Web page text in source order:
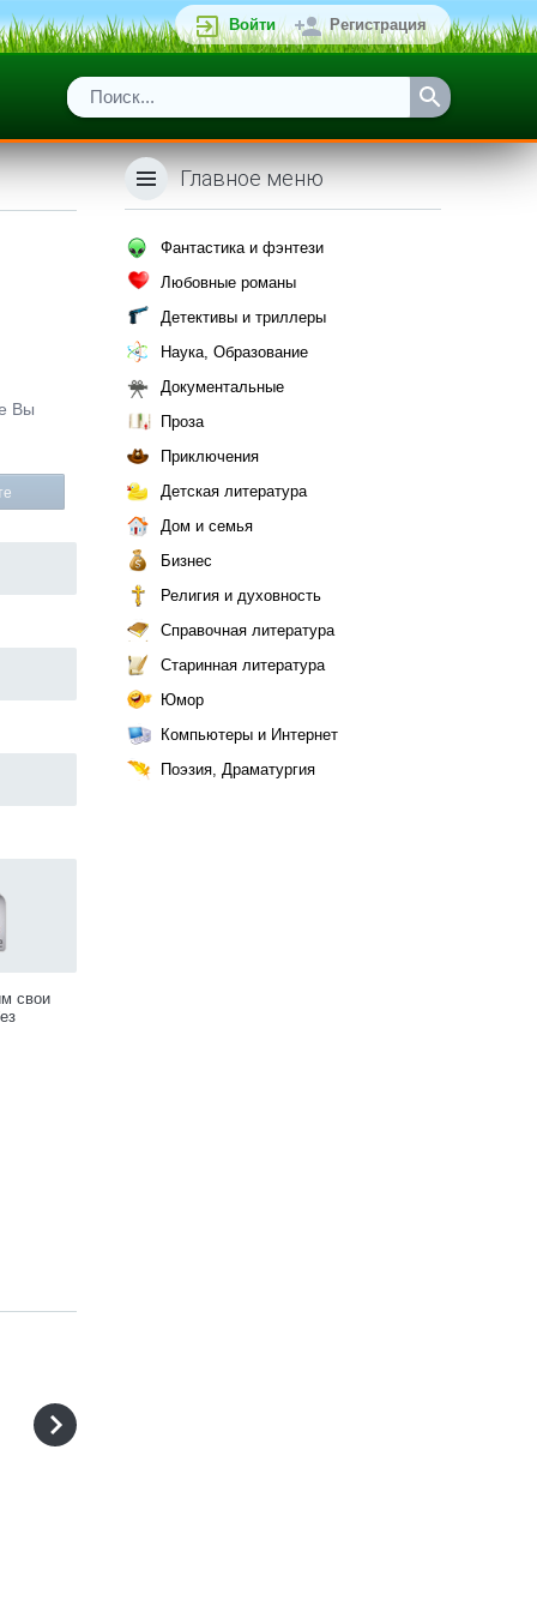
Войти Регистрация
Вы
свои
Главное меню
Фантастика и фэнтези
Любовные романы
Детективы и триллеры
Наука, Образование
Документальные
Проза
Приключения
Детская литература
Дом и семья
Бизнес
Религия и духовность
Справочная литература
Старинная литература
Юмор
Компьютеры и Интернет
Поэзия, Драматургия